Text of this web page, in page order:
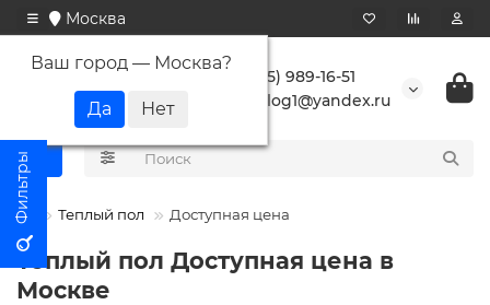
Москва
Ваш город — Москва?
+7 (495) 989-16-51
buranlog1@yandex.ru
Теплый пол Доступная цена
Теплый пол Доступная цена в
Москве